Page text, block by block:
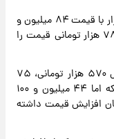
بررسی‌ها نشان می‌دهد سکه امامی امروز در بازار با قیمت ۸۴ میلیون و
۲۸۰ هزار تومان دیده می‌شود که افزایش ۷۸۵ هزار تومانی قیمت را
قیمت هر قطعه سکه‌بهار آزادی نیز با افزایش ۵۷۰ هزار تومانی، ۷۵
میلیون و ۷۸۰ هزار تومان شده است. نیم‌سکه اما ۴۴ میلیون و ۱۰۰
کرده که ۵۰۰ هزار تومان افزایش قیمت داشته